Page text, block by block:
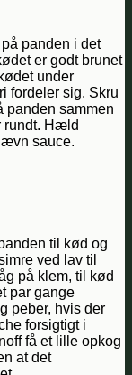
panden i det
er godt brunet
under
fordeler sig. Skru
panden sammen
rundt. Hæld
sauce.
til kød og
ved lav til
på klem, til kød
par gange
peber, hvis der
forsigtigt i
få et lille opkog
at det